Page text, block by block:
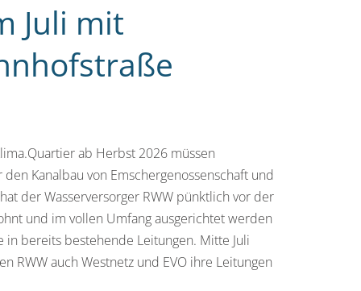
Juli mit
ab Herbst 2026 müssen
Kanalbau von Emschergenossenschaft und
der Wasserversorger RWW pünktlich vor der
und im vollen Umfang ausgerichtet werden
bereits bestehende Leitungen. Mitte Juli
RWW auch Westnetz und EVO ihre Leitungen